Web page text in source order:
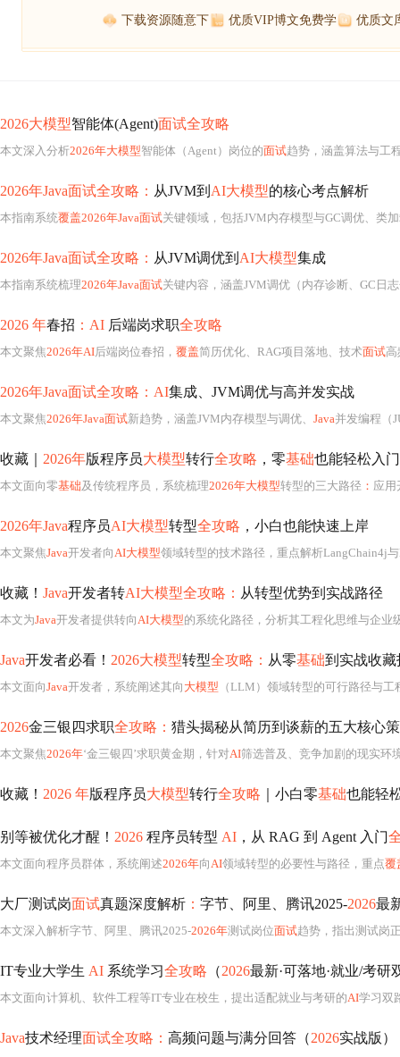
下载资源随意下 优质VIP博文免费学 优质文
2026大模型智能体(Agent)面试全攻略
本文深入分析2026年大模型智能体（Agent）岗位的面试趋势，涵盖算法与工程两大方
2026年Java面试全攻略： 从JVM到 AI大模型的核心考点解析
本指南系统覆盖2026年Java面试关键领域，包括JVM内存模型与GC调优、类
2026年Java面试全攻略： 从JVM调优到 AI大模型集成
本指南系统梳理2026年Java面试关键内容，涵盖JVM调优（内存诊断、GC日志分析、Arthas实战）、并发编程（synchronized底层、StampedLock、虚拟线程）
2026 年春招 ：AI 后端岗求职全攻略
本文聚焦2026年AI后端岗位春招， 覆盖简历优化、RAG项目落地、技术面试高
2026年Java面试全攻略：AI集成、JVM调优与高并发实战
本文聚焦2026年Java面试新趋势，涵盖JVM内存模型与调优、 Java并发编程（JUC/AQS）
收藏｜ 2026年版程序员大模型转行全攻略 ，零基础也能轻松入门
本文面向零基础及传统程序员，系统梳理2026年大模型转型的三大路径 ： 应用开发、微调工程与底层研
2026年Java程序员AI大模型转型全攻略 ，小白也能快速上岸
本文聚焦Java开发者向AI大模型领域转型的技术路径，重点解析LangChain4j与LangGraph4j的定位与协同关系，详解LangGraph4j三大核心要素
收藏！ Java开发者转AI大模型全攻略： 从转型优势到实战路径
本文为Java开发者提供转向AI大模型的系统化路径，分析其工程化思维与企业
Java开发者必看！ 2026大模型转型全攻略： 从零基础到实战收藏
本文面向Java开发者，系统阐述其向 大模型 （LLM）领域转型的可行路径与
2026金三银四求职全攻略： 猎头揭秘从简历到谈薪的五大核心
本文聚焦2026年‘金三银四’求职黄金期，针对AI筛选普及、竞争加剧的现实环
收藏！ 2026 年版程序员大模型转行全攻略 ｜小白零基础也能轻
别等被优化才醒！ 2026 程序员转型 AI ，从 RAG 到 Agent 入门
本文面向程序员群体，系统阐述2026年向AI领域转型的必要性与路径，重点覆
‌大厂测试岗面试真题深度解析 ： 字节、阿里、腾讯2025-2026最
本文深入解析字节、阿里、腾讯2025-2026年测试岗位面试趋势，指出测试岗正向
IT专业大学生 AI 系统学习全攻略 （2026最新·可落地·就业/考研
本文面向计算机、软件工程等IT专业在校生，提出适配就业与考研的AI学习双
Java技术经理面试全攻略： 高频问题与满分回答（2026实战版）